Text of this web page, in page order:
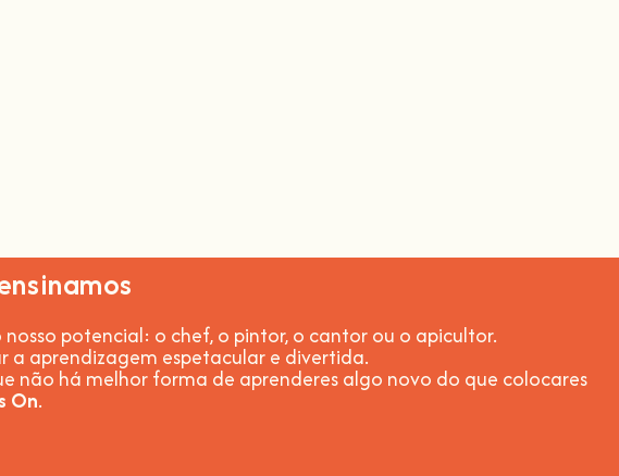
potencial: o chef, o pintor, o cantor ou o apicultor.
a aprendizagem espetacular e divertida.
não há melhor forma de aprenderes algo novo do que colocares
On.